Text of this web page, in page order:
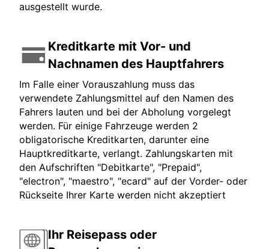
ausgestellt wurde.
Kreditkarte mit Vor- und
Nachnamen des Hauptfahrers
Im Falle einer Vorauszahlung muss das
verwendete Zahlungsmittel auf den Namen des
Fahrers lauten und bei der Abholung vorgelegt
werden. Für einige Fahrzeuge werden 2
obligatorische Kreditkarten, darunter eine
Hauptkreditkarte, verlangt. Zahlungskarten mit
den Aufschriften "Debitkarte", "Prepaid",
"electron", "maestro", "ecard" auf der Vorder- oder
Rückseite Ihrer Karte werden nicht akzeptiert
Ihr Reisepass oder